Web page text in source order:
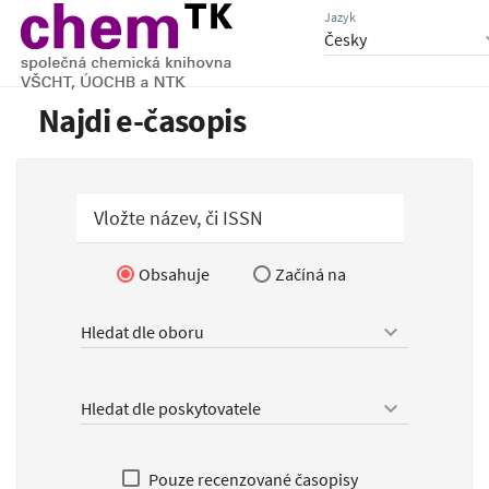
Jazyk
Najdi e-časopis
Vložte název, či ISSN
Obsahuje Začíná na
keyboard_arrow_down
keyboard_arrow_down
Pouze recenzované časopisy